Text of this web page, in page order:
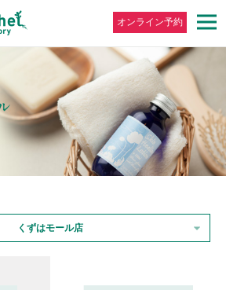
オンライン予約
くずはモール店